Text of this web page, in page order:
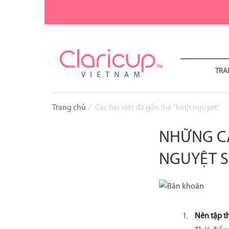
Trang chủ Các bài viết đã gắn thẻ "kinh nguyet"
NHỮNG
NGUYỆT
Nên tập